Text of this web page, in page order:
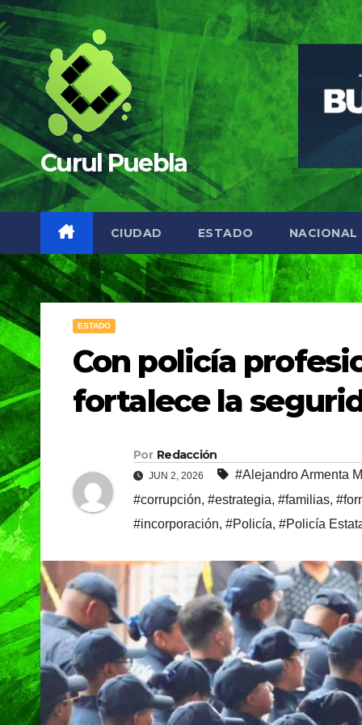
Saltar
al
contenido
Curul Puebla
CIUDAD ESTADO NACIONAL
ESTADO
Con policía
fortalece la
Por Redacción
JUN 2, 2026 #Alejandro Armenta
#corrupción, #estrategia, #familias,
#incorporación, #Policía, #Policía